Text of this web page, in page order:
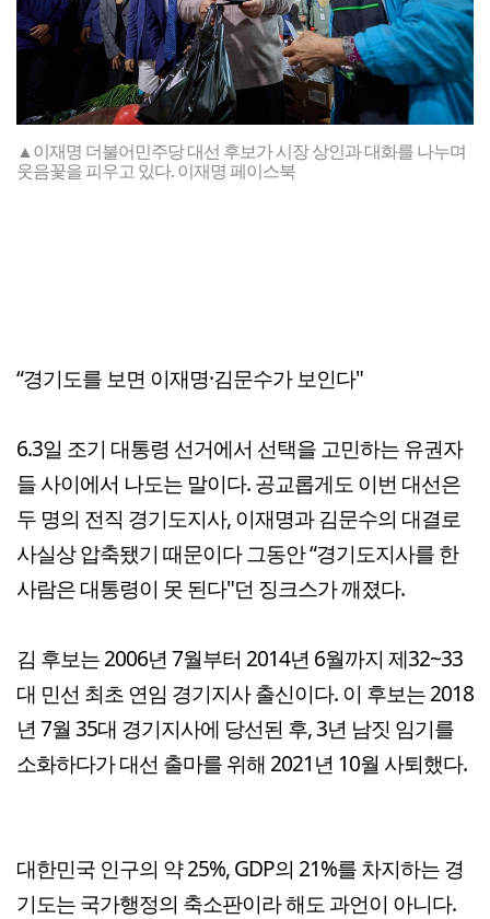
▲이재명 더불어민주당 대선 후보가 시장 상인과 대화를 나누며
웃음꽃을 피우고 있다. 이재명 페이스북
“경기도를 보면 이재명·김문수가 보인다"
6.3일 조기 대통령 선거에서 선택을 고민하는 유권자
들 사이에서 나도는 말이다. 공교롭게도 이번 대선은
두 명의 전직 경기도지사, 이재명과 김문수의 대결로
사실상 압축됐기 때문이다 그동안 “경기도지사를 한
사람은 대통령이 못 된다"던 징크스가 깨졌다.
김 후보는 2006년 7월부터 2014년 6월까지 제32~33
대 민선 최초 연임 경기지사 출신이다. 이 후보는 2018
년 7월 35대 경기지사에 당선된 후, 3년 남짓 임기를
소화하다가 대선 출마를 위해 2021년 10월 사퇴했다.
대한민국 인구의 약 25%, GDP의 21%를 차지하는 경
기도는 국가행정의 축소판이라 해도 과언이 아니다.